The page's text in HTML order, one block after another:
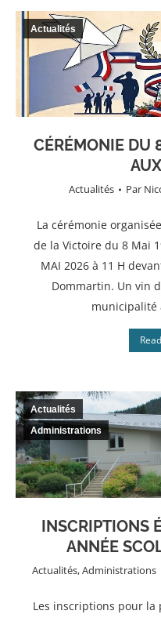
CÉRÉMONIE DU
Actualités Par
Actualités
La cérémonie
de la Victoire du 8 Mai
MAI 2026 à 11 H
Dommartin. Un vin
municipalité
INSCRIPTIONS
ANNÉE
Actualités,Administrations
Actualités
Administrations
Les inscriptions pour la